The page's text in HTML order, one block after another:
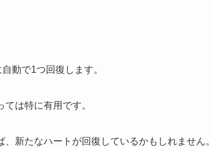
動で1つ回復します。
は特に有用です。
新たなハートが回復しているかもしれません。